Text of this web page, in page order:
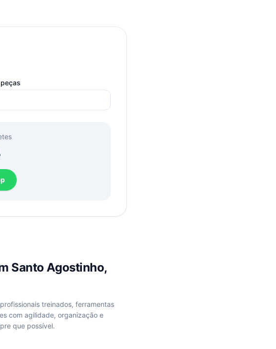
Santo Agostinho,
treinados, ferramentas
com agilidade, organização e
que possível.